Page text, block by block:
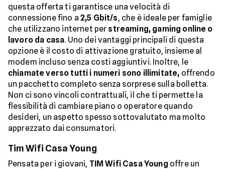
questa offerta ti garantisce una velocità di
connessione fino a2,5 Gbit/s, che è ideale per famiglie
che utilizzano internet per streaming, gaming online o
lavoro da casa. Uno dei vantaggi principali di questa
opzione è il costo di attivazione gratuito, insieme al
modem incluso senza costi aggiuntivi. Inoltre, le
chiamate verso tutti i numeri sono illimitate, offrendo
un pacchetto completo senza sorprese sulla bolletta.
Non ci sono vincoli contrattuali, il che ti permette la
flessibilità di cambiare piano o operatore quando
desideri, un aspetto spesso sottovalutato ma molto
apprezzato dai consumatori.
Tim Wifi Casa Young
Pensata per i giovani, TIM Wifi Casa Young offre un